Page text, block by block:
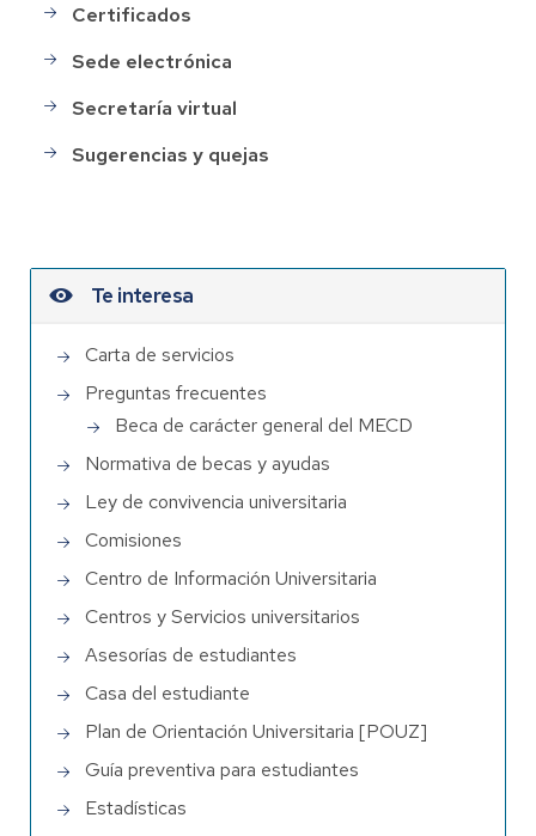
Certificados
Sede electrónica
Secretaría virtual
Sugerencias y quejas
Te interesa
Carta de servicios
Preguntas frecuentes
Beca de carácter general del MECD
Normativa de becas y ayudas
Ley de convivencia universitaria
Comisiones
Centro de Información Universitaria
Centros y Servicios universitarios
Asesorías de estudiantes
Casa del estudiante
Plan de Orientación Universitaria [POUZ]
Guía preventiva para estudiantes
Estadísticas